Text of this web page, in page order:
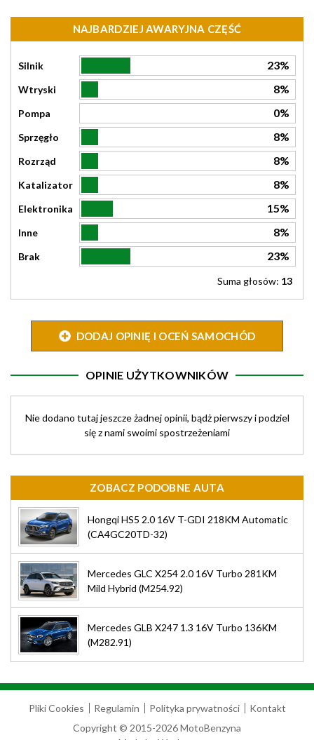
NAJBARDZIEJ AWARYJNA CZĘŚĆ
Silnik 23%
Wtryski 8%
Pompa 0%
Sprzęgło 8%
Rozrząd 8%
Katalizator 8%
Elektronika 15%
Inne 8%
Brak 23%
Suma głosów: 13
DODAJ OPINIĘ I OCEŃ SAMOCHÓD
OPINIE UŻYTKOWNIKÓW
Nie dodano tutaj jeszcze żadnej opinii, bądż pierwszy i podziel
się z nami swoimi spostrzeżeniami
ZOBACZ PODOBNE AUTA
Hongqi HS5 2.0 16V T-GDI 218KM Automatic
(CA4GC20TD-32)
Mercedes GLC X254 2.0 16V Turbo 281KM
Mild Hybrid (M254.92)
Mercedes GLB X247 1.3 16V Turbo 136KM
(M282.91)
Pliki Cookies Regulamin Polityka prywatności
Kontakt
Copyright © 2015-2026 MotoBenzyna